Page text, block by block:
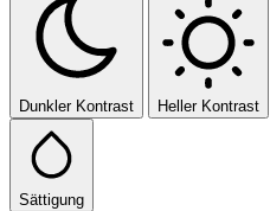
Dunkler Kontrast Heller Kontrast
Sättigung